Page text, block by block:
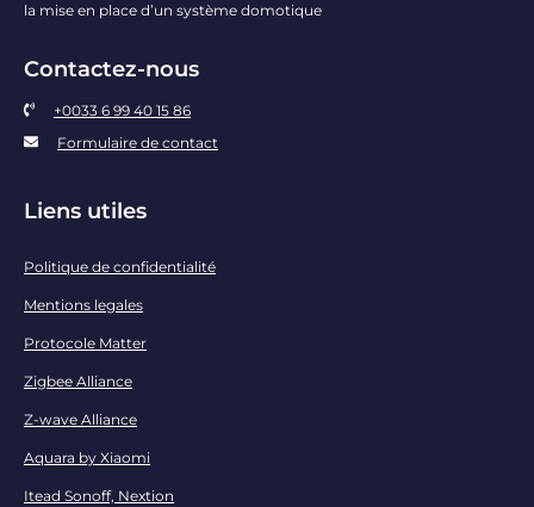
la mise en place d’un système domotique
Contactez-nous
+0033 6 99 40 15 86
Formulaire de contact
Liens utiles
Politique de confidentialité
Mentions legales
Protocole Matter
Zigbee Alliance
Z-wave Alliance
Aquara by Xiaomi
Itead Sonoff, Nextion